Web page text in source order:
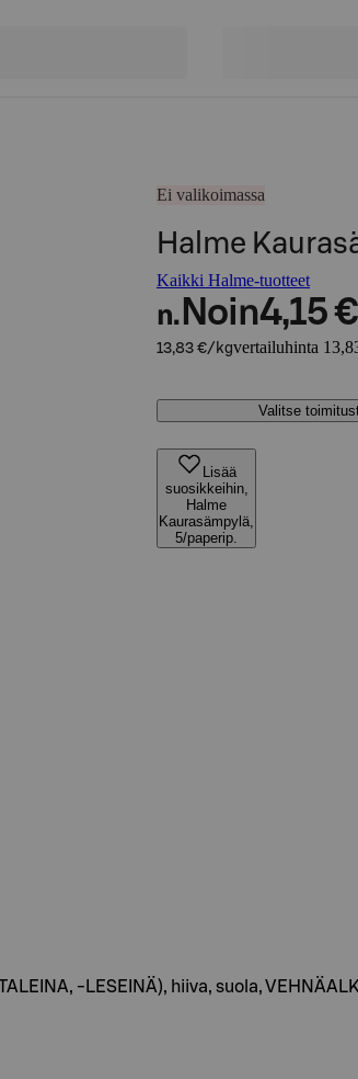
Ei valikoimassa
Halme
Kaikki Halme-tuotteet
n. Noin4,15 €
13,83 €/kgvertailuhinta
Valitse
Lisää
suosikkeihin,
Halme
Kaurasämpylä,
5/paperip.
-LESEINÄ), hiiva, suola,